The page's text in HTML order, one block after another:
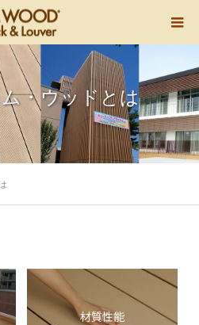
・ウッドとは
材質性能